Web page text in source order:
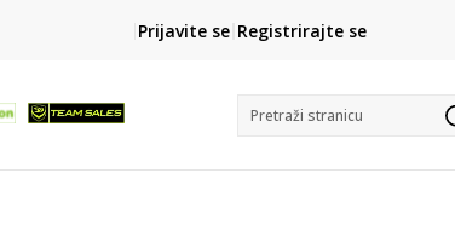
CLICK& COLLECT
besplatno preuzimanje u trgovini
Prijavite se Registrirajte se
Pretraži stranicu